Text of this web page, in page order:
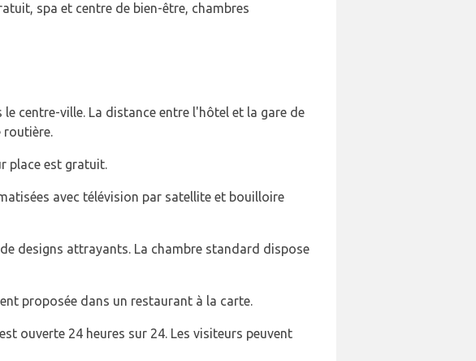
spa et centre de bien-être, chambres
centre-ville. La distance entre l'hôtel et la gare de
routière.
place est gratuit.
avec télévision par satellite et bouilloire
designs attrayants. La chambre standard dispose
proposée dans un restaurant à la carte.
ouverte 24 heures sur 24. Les visiteurs peuvent